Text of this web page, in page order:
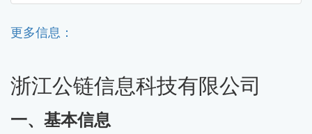
更多信息：
浙江公链信息科技有限公司
一、基本信息